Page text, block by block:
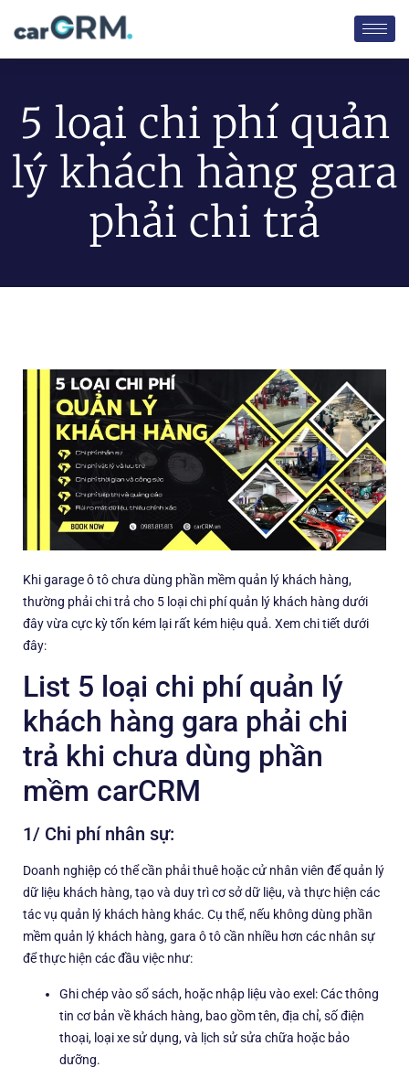
5 loại chi phí quản
lý khách hàng gara
phải chi trả
Khi garage ô tô chưa dùng phần mềm quản lý khách hàng,
thường phải chi trả cho 5 loại chi phí quản lý khách hàng dưới
đây vừa cực kỳ tốn kém lại rất kém hiệu quả. Xem chi tiết dưới
đây:
List 5 loại chi phí quản lý
khách hàng gara phải chi
trả khi chưa dùng phần
mềm carCRM
1/ Chi phí nhân sự:
Doanh nghiệp có thể cần phải thuê hoặc cử nhân viên để quản lý
dữ liệu khách hàng, tạo và duy trì cơ sở dữ liệu, và thực hiện các
tác vụ quản lý khách hàng khác. Cụ thể, nếu không dùng phần
mềm quản lý khách hàng, gara ô tô cần nhiều hơn các nhân sự
để thực hiện các đầu việc như:
Ghi chép vào sổ sách, hoặc nhập liệu vào exel: Các thông
tin cơ bản về khách hàng, bao gồm tên, địa chỉ, số điện
thoại, loại xe sử dụng, và lịch sử sửa chữa hoặc bảo
dưỡng.